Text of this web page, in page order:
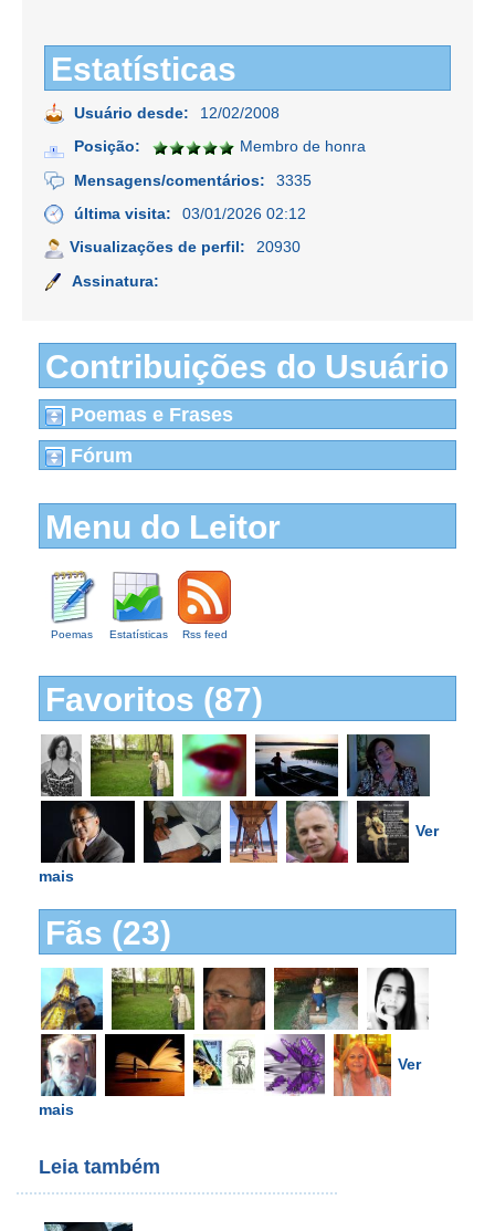
Estatísticas
Usuário desde:
12/02/2008
Posição:
Membro de honra
Mensagens/comentários:
3335
última visita:
03/01/2026 02:12
Visualizações de perfil:
20930
Assinatura:
Contribuições do Usuário
Poemas e Frases
Fórum
Menu do Leitor
Poemas Estatísticas Rss feed
Favoritos (87)
Ver
mais
Fãs (23)
Ver
mais
Leia também